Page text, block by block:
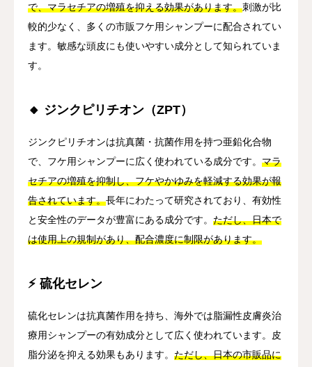
で、マラセチアの増殖を抑える効果があります。刺激が比
較的少なく、多くの市販フケ用シャンプーに配合されてい
ます。敏感な頭皮にも使いやすい成分として知られていま
す。
🔸 ジンクピリチオン（ZPT）
ジンクピリチオンは抗真菌・抗菌作用を持つ亜鉛化合物
で、フケ用シャンプーに広く使われている成分です。 マラ
セチアの増殖を抑制し、フケやかゆみを軽減する効果が報
告されています。長年にわたって研究されており、有効性
と安全性のデータが豊富にある成分です。 ただし、日本で
は使用上の規制があり、配合濃度に制限があります。
⚡ 硫化セレン
硫化セレンは抗真菌作用を持ち、海外では脂漏性皮膚炎治
療用シャンプーの有効成分として広く使われています。皮
脂分泌を抑える効果もあります。 ただし、日本の市販品に